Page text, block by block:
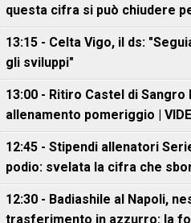
questa cifra si può chiudere
13:15 - Celta Vigo, il ds:
gli sviluppi"
13:00 - Ritiro Castel di Sangro
allenamento pomeriggio |
12:45 - Stipendi allenatori
podio: svelata la cifra che
12:30 - Badiashile al Napoli,
trasferimento in azzurro: la